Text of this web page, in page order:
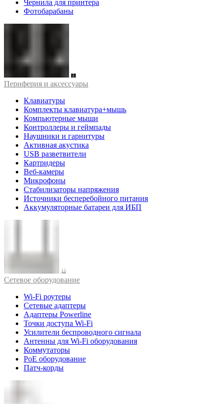
Чернила для принтера
Фотобарабаны
Периферия и аксессуары
Клавиатуры
Комплекты клавиатура+мышь
Компьютерные мыши
Контроллеры и геймпады
Наушники и гарнитуры
Активная акустика
USB разветвители
Картридеры
Веб-камеры
Микрофоны
Стабилизаторы напряжения
Источники бесперебойного питания
Аккумуляторные батареи для ИБП
Cетевое оборудование
Wi-Fi роутеры
Сетевые адаптеры
Адаптеры Powerline
Точки доступа Wi-Fi
Усилители беспроводного сигнала
Антенны для Wi-Fi оборудования
Коммутаторы
PoE оборудование
Патч-корды